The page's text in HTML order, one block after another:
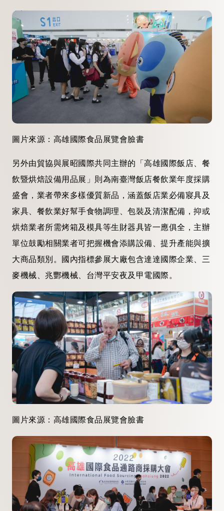
圖片來源：高雄國際食品展覽會臉書
另外由貿協與展昭國際共同主辦的「高雄國際飯店、餐
飲暨烘焙設備用品展」則為南臺灣飯店餐飲業年度採購
盛會，業者帶來多樣優質新品，涵蓋飯店業必備寢具及
家具、餐飲業好幫手食物調理、包裝及清潔配備，抑或
烘焙業者所需烤箱及模具等生財器具皆一應俱全，主辦
單位鼓勵相關業者可把握機會添購設備、提升產能與擴
大商品類別。國內指標參展大廠包含達達國際企業、三
麥機械、兆酆機械、台灣平安夜及甲電國際。
圖片來源：高雄國際食品展覽會臉書